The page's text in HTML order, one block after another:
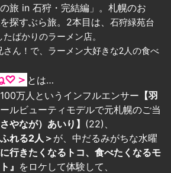
旅 in 石狩・完結編」。札幌のお
探すぶら旅。 2本目は、 石狩緑苑台
ばかりのラーメン店。
さん！で、ラーメン大好きな2人の食べ
♡＞ とは…
万人というインフルエンサー 【羽
ルビューティモデルで元札幌のご当
やなが）あいり】 (22)、
れる2人＞ が、中だるみがちな水曜
に行きたくなるトコ、食べたくなるモ
』 をロケして体験して、